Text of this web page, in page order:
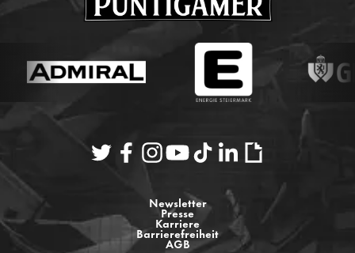
Newsletter
Presse
Karriere
Barrierefreiheit
AGB